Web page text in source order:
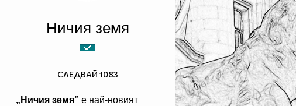
Ничия земя
„Ничия земя” е най-новият
СЛЕДВАЙ 1083